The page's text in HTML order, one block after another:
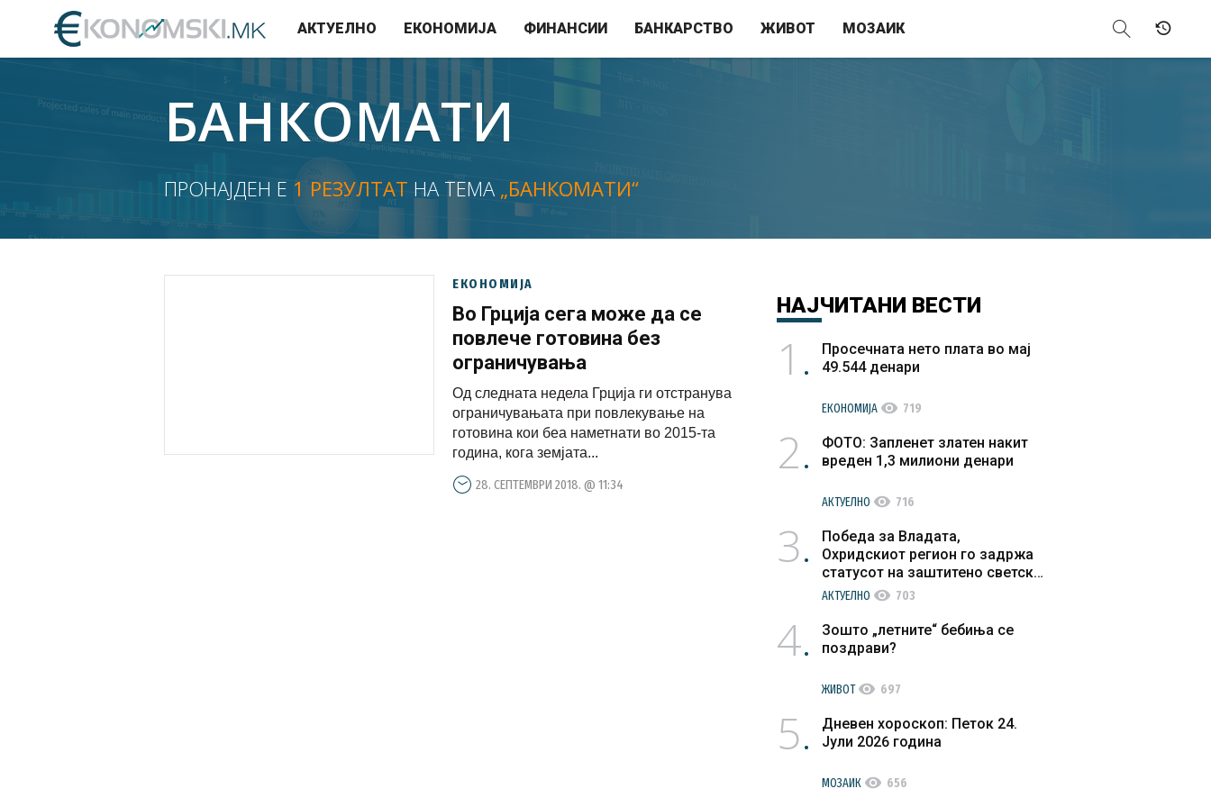
АКТУЕЛНО ЕКОНОМИЈА ФИНАНСИИ БАНКАРСТВО ЖИВОТ МОЗАИК
БАНКОМАТИ
ПРОНАЈДЕН Е 1 РЕЗУЛТАТ НА ТЕМА „БАНКОМАТИ“
ЕКОНОМИЈА
Во Грција сега може да се
повлече готовина без
ограничувања
Од следната недела Грција ги отстранува
ограничувањата при повлекување на
готовина кои беа наметнати во 2015-та
година, кога земјата...
28. СЕПТЕМВРИ 2018. @ 11:34
НАЈЧИТАНИ ВЕСТИ
1
Просечната нето плата во мај
49.544 денари
ЕКОНОМИЈА visibility 719
2
ФОТО: Запленет златен накит
вреден 1,3 милиони денари
АКТУЕЛНО visibility 716
3
Победа за Владата,
Охридскиот регион го задржа
статусот на заштитено светско
културно наследство
АКТУЕЛНО visibility 703
4
Зошто „летните“ бебиња се
поздрави?
ЖИВОТvisibility 697
5
Дневен хороскоп: Петок 24.
Јули 2026 година
МОЗАИК visibility 656